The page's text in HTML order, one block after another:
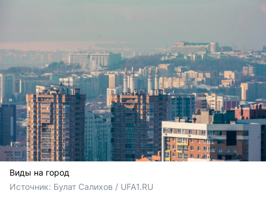
Виды на город
Источник: Булат Салихов / UFA1.RU